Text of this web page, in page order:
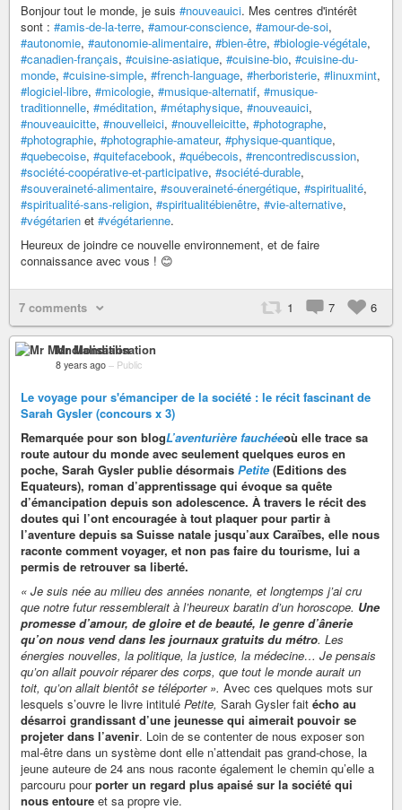
Bonjour tout le monde, je suis #nouveauici. Mes centres d'intérêt
sont : #amis-de-la-terre, #amour-conscience, #amour-de-soi,
#autonomie, #autonomie-alimentaire, #bien-être, #biologie-végétale,
#canadien-français, #cuisine-asiatique, #cuisine-bio, #cuisine-du-
monde, #cuisine-simple, #french-language, #herboristerie, #linuxmint,
#logiciel-libre, #micologie, #musique-alternatif, #musique-
traditionnelle, #méditation, #métaphysique, #nouveauici,
#nouveauicitte, #nouvelleici, #nouvelleicitte, #photographe,
#photographie, #photographie-amateur, #physique-quantique,
#quebecoise, #quitefacebook, #québecois, #rencontrediscussion,
#société-coopérative-et-participative, #société-durable,
#souveraineté-alimentaire, #souveraineté-énergétique, #spiritualité,
#spiritualité-sans-religion, #spiritualitébienêtre, #vie-alternative,
#végétarien et #végétarienne.
Heureux de joindre ce nouvelle environnement, et de faire
connaissance avec vous ! 😊
7 comments 1 7 6
Mr Mondialisation
8 years ago – Public
Le voyage pour s'émanciper de la société : le récit fascinant de
Sarah Gysler (concours x 3)
Remarquée pour son blogL’aventurière fauchéeoù elle trace sa
route autour du monde avec seulement quelques euros en
poche, Sarah Gysler publie désormais Petite(Editions des
Equateurs), roman d’apprentissage qui évoque sa quête
d’émancipation depuis son adolescence. À travers le récit des
doutes qui l’ont encouragée à tout plaquer pour partir à
l’aventure depuis sa Suisse natale jusqu’aux Caraïbes, elle nous
raconte comment voyager, et non pas faire du tourisme, lui a
permis de retrouver sa liberté.
« Je suis née au milieu des années nonante, et longtemps j’ai cru
que notre futur ressemblerait à l’heureux baratin d’un horoscope. Une
promesse d’amour, de gloire et de beauté, le genre d’ânerie
qu’on nous vend dans les journaux gratuits du métro. Les
énergies nouvelles, la politique, la justice, la médecine… Je pensais
qu’on allait pouvoir réparer des corps, que tout le monde aurait un
toit, qu’on allait bientôt se téléporter ». Avec ces quelques mots sur
lesquels s’ouvre le livre intitulé Petite, Sarah Gysler fait écho au
désarroi grandissant d’une jeunesse qui aimerait pouvoir se
projeter dans l’avenir. Loin de se contenter de nous exposer son
mal-être dans un système dont elle n’attendait pas grand-chose, la
jeune auteure de 24 ans nous raconte également le chemin qu’elle a
parcouru pourporter un regard plus apaisé sur la société qui
nous entoure et sa propre vie.